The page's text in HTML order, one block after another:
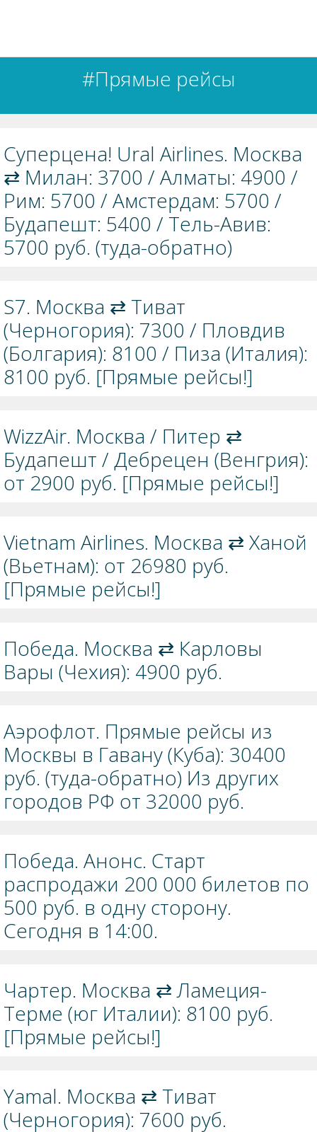
#Прямые рейсы
Суперцена! Ural Airlines. Москва
⇄ Милан: 3700 / Алматы: 4900 /
Рим: 5700 / Амстердам: 5700 /
Будапешт: 5400 / Тель-Авив:
5700 руб. (туда-обратно)
S7. Москва ⇄ Тиват
(Черногория): 7300 / Пловдив
(Болгария): 8100 / Пиза (Италия):
8100 руб. [Прямые рейсы!]
WizzAir. Москва / Питер ⇄
Будапешт / Дебрецен (Венгрия):
от 2900 руб. [Прямые рейсы!]
Vietnam Airlines. Москва ⇄ Ханой
(Вьетнам): от 26980 руб.
[Прямые рейсы!]
Победа. Москва ⇄ Карловы
Вары (Чехия): 4900 руб.
Аэрофлот. Прямые рейсы из
Москвы в Гавану (Куба): 30400
руб. (туда-обратно) Из других
городов РФ от 32000 руб.
Победа. Анонс. Старт
распродажи 200 000 билетов по
500 руб. в одну сторону.
Сегодня в 14:00.
Чартер. Москва ⇄ Ламеция-
Терме (юг Италии): 8100 руб.
[Прямые рейсы!]
Yamal. Москва ⇄ Тиват
(Черногория): 7600 руб.